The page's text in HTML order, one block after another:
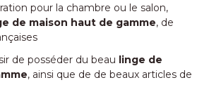
pour la chambre ou le salon,
de maison haut de gamme, de
de posséder du beau linge de
, ainsi que de de beaux articles de